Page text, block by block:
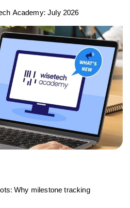
Academy: July 2026
Why milestone tracking